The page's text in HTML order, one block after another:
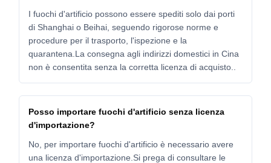
I fuochi d'artificio possono essere spediti solo dai porti
di Shanghai o Beihai, seguendo rigorose norme e
procedure per il trasporto, l'ispezione e la
quarantena.La consegna agli indirizzi domestici in Cina
non è consentita senza la corretta licenza di acquisto..
Posso importare fuochi d'artificio senza licenza
d'importazione?
No, per importare fuochi d'artificio è necessario avere
una licenza d'importazione.Si prega di consultare le